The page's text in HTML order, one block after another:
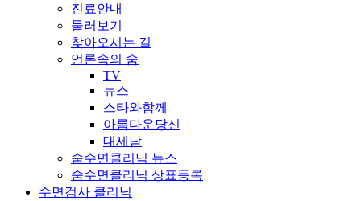
진료안내
둘러보기
찾아오시는 길
언론속의 숨
TV
뉴스
스타와함께
아름다운당신
대세남
숨수면클리닉 뉴스
숨수면클리닉 상표등록
수면검사 클리닉